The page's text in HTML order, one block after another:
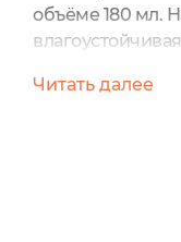
объёме 180 мл.
которой
Чтобы открыть
Читать далее